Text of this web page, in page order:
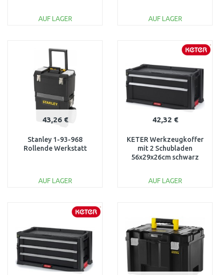
AUF LAGER
Vergleichen
AUF LAGER
WARENKORB
43,26 €
Stanley 1-93-968
Rollende Werkstatt
AUF LAGER
WARENKORB
42,32 €
KETER Werkzeugkoffer
mit 2 Schubladen
56x29x26cm schwarz
AUF LAGER
Vergleichen